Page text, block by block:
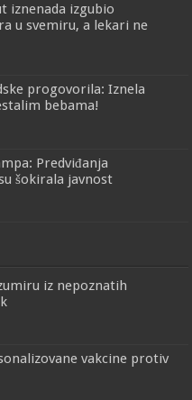
iznenada izgubio
u svemiru, a lekari ne
progovorila: Iznela
bebama!
Predviđanja
šokirala javnost
iz nepoznatih
vakcine protiv